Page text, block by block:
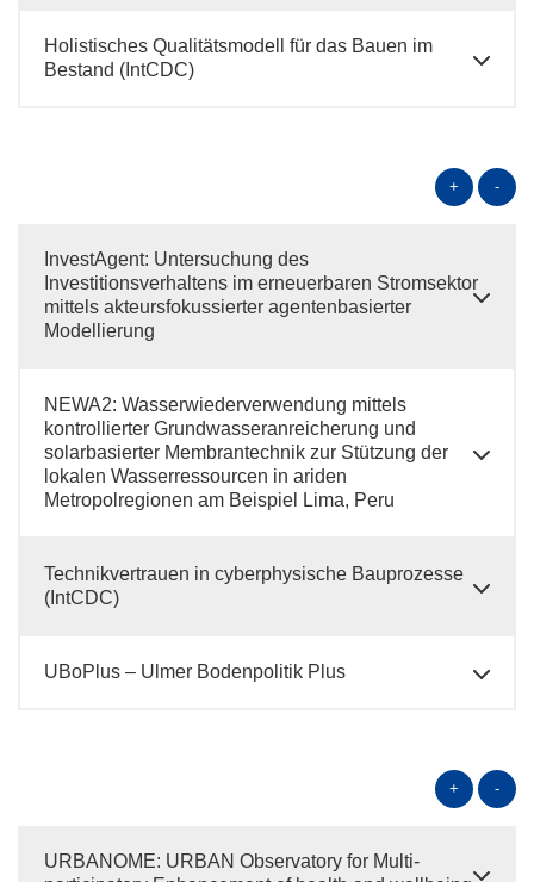
Holistisches Qualitätsmodell für das Bauen im
Bestand (IntCDC)
+ -
InvestAgent: Untersuchung des
Investitionsverhaltens im erneuerbaren Stromsektor
mittels akteursfokussierter agentenbasierter
Modellierung
NEWA2: Wasserwiederverwendung mittels
kontrollierter Grundwasseranreicherung und
solarbasierter Membrantechnik zur Stützung der
lokalen Wasserressourcen in ariden
Metropolregionen am Beispiel Lima, Peru
Technikvertrauen in cyberphysische Bauprozesse
(IntCDC)
UBoPlus – Ulmer Bodenpolitik Plus
+ -
URBANOME: URBAN Observatory for Multi-